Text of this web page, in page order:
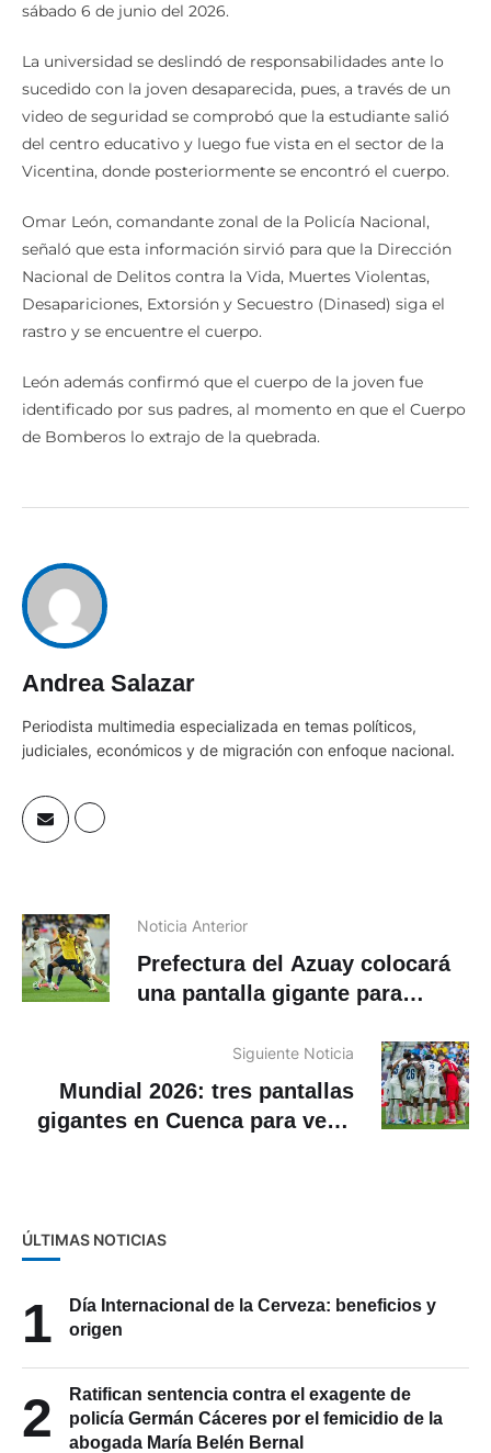
sábado 6 de junio del 2026.
La universidad se deslindó de responsabilidades ante lo
sucedido con la joven desaparecida, pues, a través de un
video de seguridad se comprobó que la estudiante salió
del centro educativo y luego fue vista en el sector de la
Vicentina, donde posteriormente se encontró el cuerpo.
Omar León, comandante zonal de la Policía Nacional,
señaló que esta información sirvió para que la Dirección
Nacional de Delitos contra la Vida, Muertes Violentas,
Desapariciones, Extorsión y Secuestro (Dinased) siga el
rastro y se encuentre el cuerpo.
León además confirmó que el cuerpo de la joven fue
identificado por sus padres, al momento en que el Cuerpo
de Bomberos lo extrajo de la quebrada.
Andrea Salazar
Periodista multimedia especializada en temas políticos,
judiciales, económicos y de migración con enfoque nacional.
Noticia Anterior
Prefectura del Azuay colocará
una pantalla gigante para
Siguiente Noticia
Mundial 2026: tres pantallas
gigantes en Cuenca para ver a
ÚLTIMAS NOTICIAS
1
Día Internacional de la Cerveza: beneficios y
origen
2
Ratifican sentencia contra el exagente de
policía Germán Cáceres por el femicidio de la
abogada María Belén Bernal